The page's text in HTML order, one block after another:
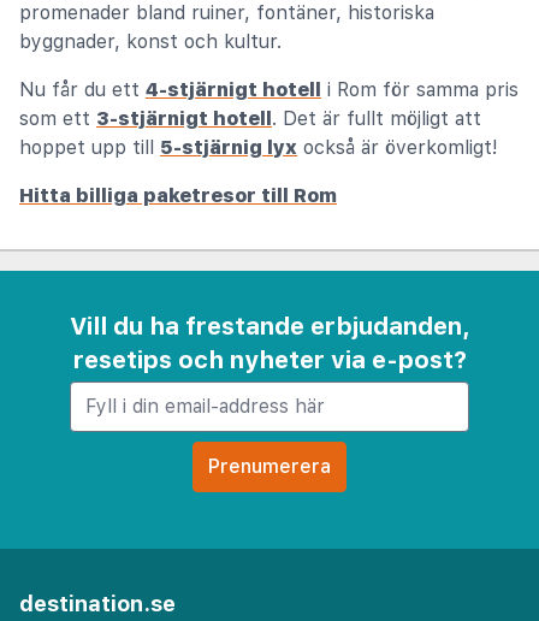
promenader bland ruiner, fontäner, historiska
byggnader, konst och kultur.
Nu får du ett 4-stjärnigt hotell i Rom för samma pris
som ett 3-stjärnigt hotell. Det är fullt möjligt att
hoppet upp till 5-stjärnig lyx också är överkomligt!
Hitta billiga paketresor till Rom
Vill du ha frestande erbjudanden,
resetips och nyheter via e-post?
destination.se